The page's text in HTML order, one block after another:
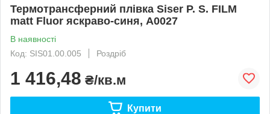
Термотрансферний плівка Siser P. S. FILM
matt Fluor яскраво-синя, А0027
В наявності
Код: SIS01.00.005
Роздріб
1 416,48 ₴/кв.м
Купити